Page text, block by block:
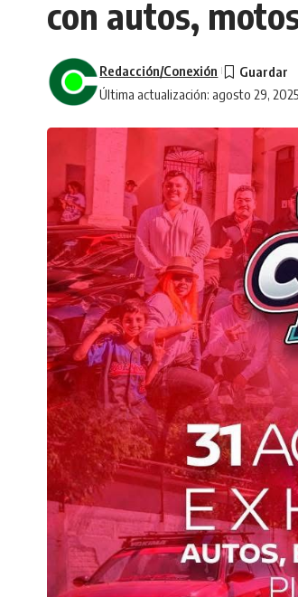
con autos,
Última actualización: agosto 29, 2025
Redacción/Conexión